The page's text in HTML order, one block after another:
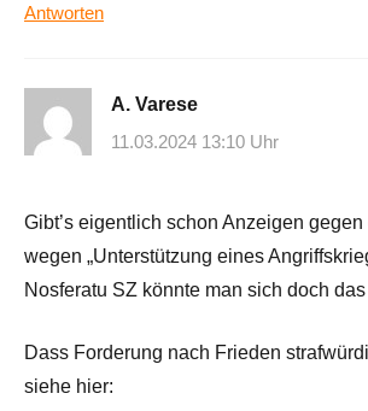
Antworten
A. Varese
11.03.2024 13:10 Uhr
Gibt’s eigentlich schon Anzeigen
wegen „Unterstützung eines
Nosferatu SZ könnte man sich doch
Dass Forderung nach Frieden
siehe hier: